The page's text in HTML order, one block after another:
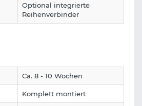
Optional integrierte
Reihenverbinder
Ca. 8 - 10 Wochen
Komplett montiert